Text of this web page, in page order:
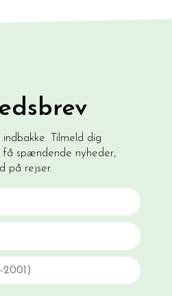
Tilmeld dig
få spændende nyheder,
på rejser.